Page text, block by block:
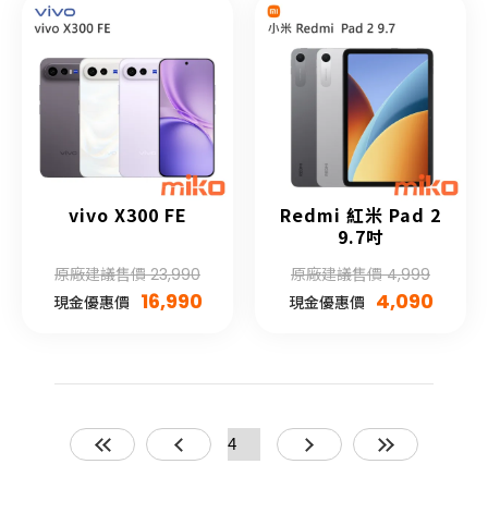
vivo X300 FE
原廠建議售價 23,990
現金優惠價 16,990
Redmi 紅米 Pad 2
9.7吋
原廠建議售價 4,999
現金優惠價 4,090